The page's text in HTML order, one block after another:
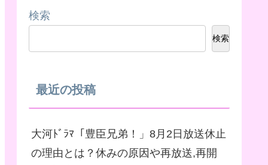
検索
検索
最近の投稿
大河ﾄﾞﾗﾏ「豊臣兄弟！」8月2日放送休止
の理由とは？休みの原因や再放送,再開